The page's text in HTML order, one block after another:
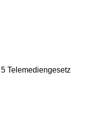
Telemediengesetz